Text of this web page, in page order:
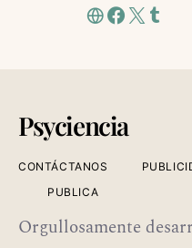
Psyciencia
CONTÁCTANOS
PUBLICA
Orgullosamente